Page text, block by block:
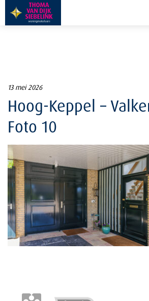
13 mei 2026
Hoog-Keppel –
Foto 10